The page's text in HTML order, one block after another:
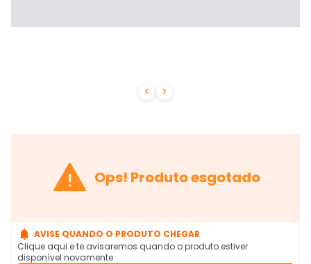
 
 Ops! Produto esgotado
 AVISE QUANDO O PRODUTO CHEGAR
Clique aqui e te avisaremos quando o produto estiver
disponível novamente